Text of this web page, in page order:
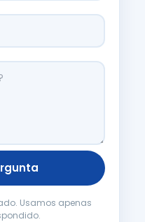
Usamos apenas